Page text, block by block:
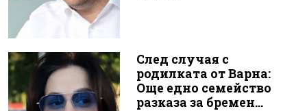
След случая с
родилката от Варна:
Още едно семейство
разказа за бремен...